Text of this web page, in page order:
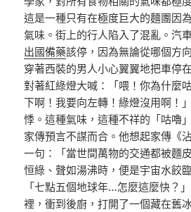
這是一種只有在極度巨大的麵團因
氣味。街上的行人陷入了混亂。汽
出國備藥該停，因為無論從哪個方
穿著西裝的男人小心翼翼地把車停
對著紅綠燈大喊：「喂！你為什麼
下啊！我要向左轉！綠燈沒用啊！
悸。這種氣味，這種不祥的「咕嚕
家傳預言不謀而合。他想起家傳《
一句：「當世間萬物的交通都被麵
恒綠、聲如湯沸時，便是宇宙水餃
「七點五個地球年…怎麼這麼快？
裡，衝到後廚，打開了一個藏在舊